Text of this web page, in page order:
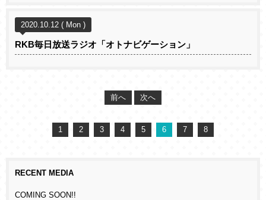
2020.10.12 ( Mon )
RKB毎日放送ラジオ「オトナビゲーション」
前へ 次へ
1 2 3 4 5 6 7 8
RECENT MEDIA
COMING SOON!!